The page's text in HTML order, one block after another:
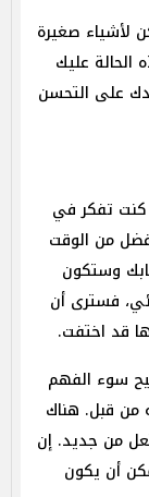
لأشياء صغيرة
الحالة عليك
على التحسن
كنت تفكر في
من الوقت
وستكون
فسترى أن
قد اختفت.
سوء الفهم
من قبل. هناك
من جديد. إن
أن يكون